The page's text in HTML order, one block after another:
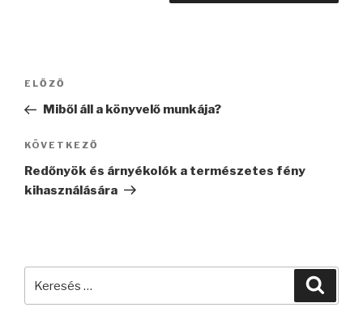
Bejegyzés
Korábbi
bejegyzés
ELŐZŐ
Miből áll a könyvelő munkája?
Következő
bejegyzés
KÖVETKEZŐ
Redőnyök és árnyékolók a természetes fény
kihasználására